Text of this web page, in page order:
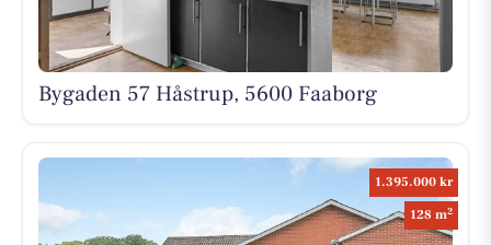
Bygaden 57 Håstrup, 5600 Faaborg
1.395.000 kr
128 m2